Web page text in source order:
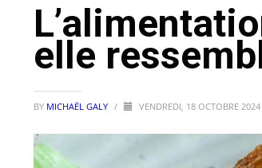
elle
BY MICHAËL GALY / VENDREDI, 18 OCTOBRE 2024